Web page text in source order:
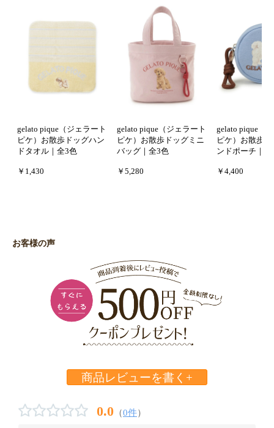
gelato pique（ジェラート
ピケ）お散歩ドッグハン
ドタオル｜全3色
￥1,430
gelato pique（ジェラート
ピケ）お散歩ドッグミニ
バッグ｜全3色
￥5,280
gelato pique（
ピケ）お散歩
ンドポーチ｜全
￥4,400
お客様の声
商品レビューを書く+
0.0 （0件）